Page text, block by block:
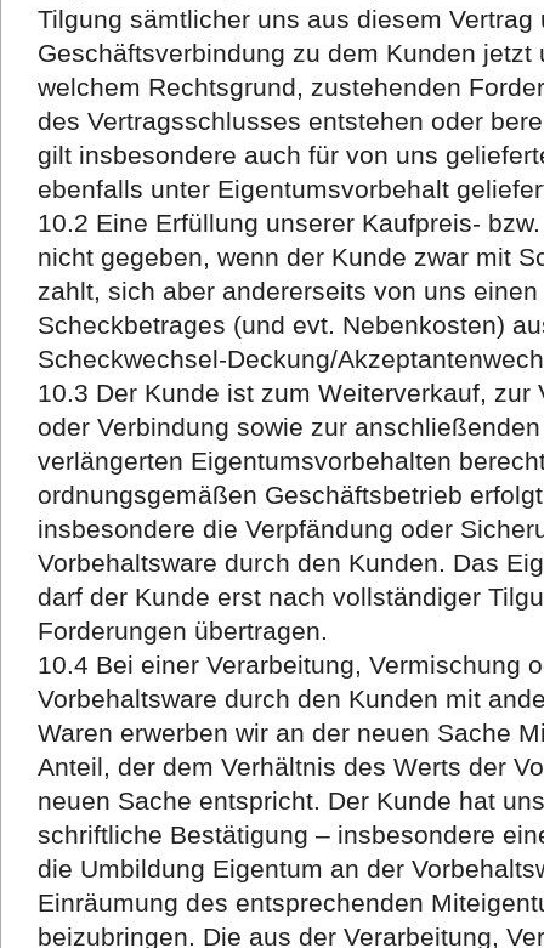
Tilgung sämtlicher uns aus diesem Vertrag
Geschäftsverbindung zu dem Kunden
welchem Rechtsgrund, zustehenden
des Vertragsschlusses entstehen oder
gilt insbesondere auch für von uns
ebenfalls unter Eigentumsvorbehalt
10.2 Eine Erfüllung unserer Kaufpreis-
nicht gegeben, wenn der Kunde zwar mit
zahlt, sich aber andererseits von uns
Scheckbetrages (und evt. Nebenkosten)
Scheckwechsel-Deckung/
10.3 Der Kunde ist zum Weiterverkauf, zur
oder Verbindung sowie zur
verlängerten Eigentumsvorbehalten
ordnungsgemäßen Geschäftsbetrieb
insbesondere die Verpfändung oder
Vorbehaltsware durch den Kunden. Das
darf der Kunde erst nach vollständiger
Forderungen übertragen.
10.4 Bei einer Verarbeitung, Vermischung
Vorbehaltsware durch den Kunden mit
Waren erwerben wir an der neuen Sache
Anteil, der dem Verhältnis des Werts der
neuen Sache entspricht. Der Kunde hat
schriftliche Bestätigung – insbesondere
die Umbildung Eigentum an der
Einräumung des entsprechenden
beizubringen. Die aus der Verarbeitung,